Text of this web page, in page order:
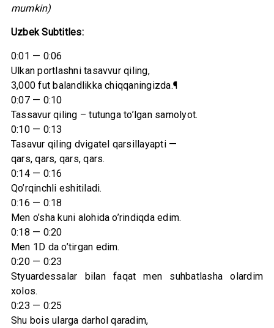
mumkin)
Uzbek Subtitles:
0:01 — 0:06
Ulkan portlashni tasavvur qiling,
3,000 fut balandlikka chiqqaningizda.¶
0:07 — 0:10
Tassavur qiling – tutunga to’lgan samolyot.
0:10 — 0:13
Tasavur qiling dvigatel qarsillayapti —
qars, qars, qars, qars.
0:14 — 0:16
Qo’rqinchli eshitiladi.
0:16 — 0:18
Men o’sha kuni alohida o’rindiqda edim.
0:18 — 0:20
Men 1D da o’tirgan edim.
0:20 — 0:23
Styuardessalar bilan faqat men suhbatlasha olardim
xolos.
0:23 — 0:25
Shu bois ularga darhol qaradim,